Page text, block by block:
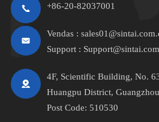
+86-20-82037001
Vendas :
Support :
4F, Scientific Building, No.
Huangpu District,
Post Code: 510530